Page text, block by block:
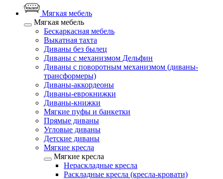
Мягкая мебель
Мягкая мебель
Бескаркасная мебель
Выкатная тахта
Диваны без былец
Диваны с механизмом Дельфин
Диваны с поворотным механизмом (диваны-
трансформеры)
Диваны-аккордеоны
Диваны-еврокнижки
Диваны-книжки
Мягкие пуфы и банкетки
Прямые диваны
Угловые диваны
Детские диваны
Мягкие кресла
Мягкие кресла
Нераскладные кресла
Раскладные кресла (кресла-кровати)